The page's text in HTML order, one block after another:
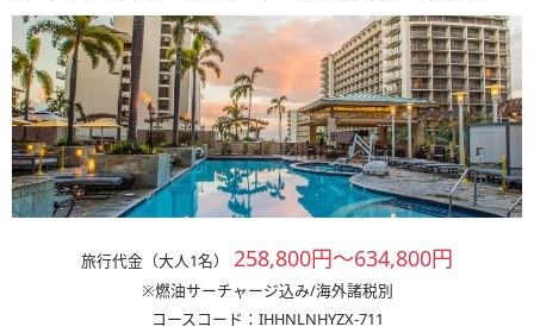
旅行代金（大人1名） 258,800円～634,800円
※燃油サーチャージ込み/海外諸税別
コースコード：IHHNLNHYZX-711